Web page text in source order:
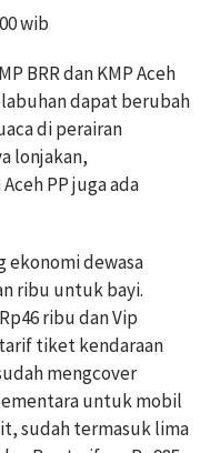
wib
BRR dan KMP Aceh
dapat berubah
di perairan
lonjakan,
PP juga ada
ekonomi dewasa
ribu untuk bayi.
ribu dan Vip
tarif tiket kendaraan
mengcover
untuk mobil
sudah termasuk lima